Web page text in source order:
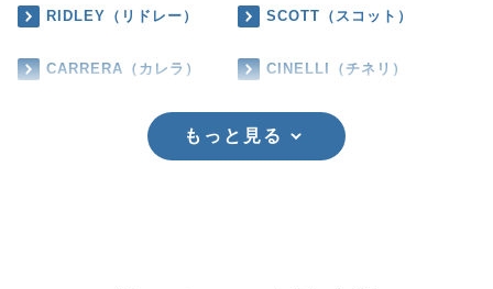
RIDLEY（リドレー） SCOTT（スコット）
CARRERA（カレラ） CINELLI（チネリ）
もっと見る